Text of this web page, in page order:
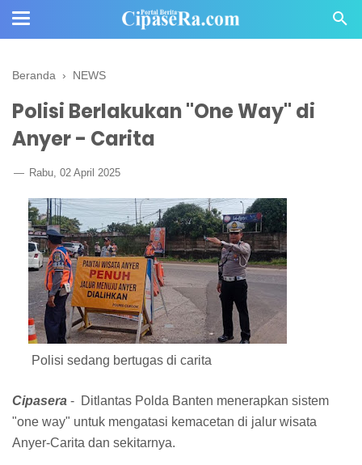
Beranda › NEWS
Polisi Berlakukan "One Way" di
Anyer - Carita
Rabu, 02 April 2025
Polisi sedang bertugas di carita
Cipasera - Ditlantas Polda Banten menerapkan sistem
"one way" untuk mengatasi kemacetan di jalur wisata
Anyer-Carita dan sekitarnya.